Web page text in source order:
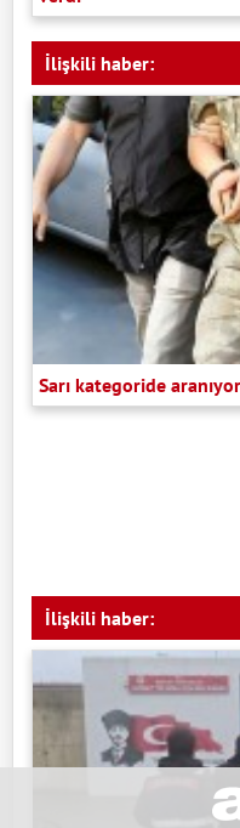
İlişkili haber:
Sarı kategoride
İlişkili haber: